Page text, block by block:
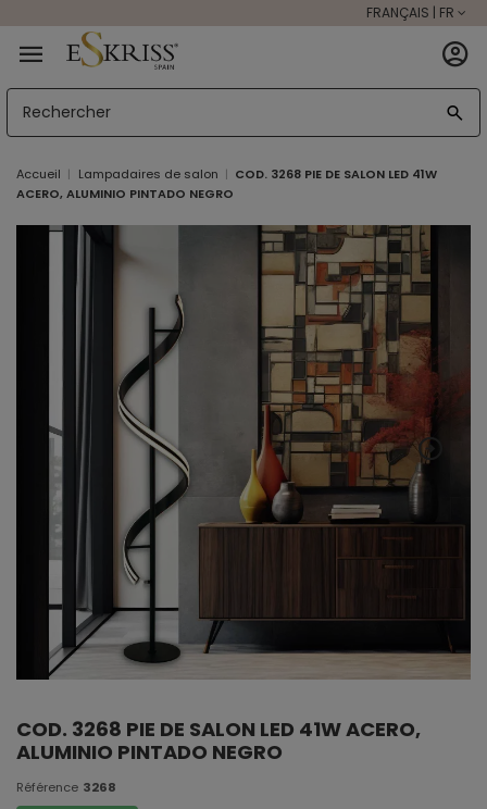
FRANÇAIS | FR
Accueil Lampadaires de salon
COD. 3268 PIE DE SALON LED 41W
ACERO, ALUMINIO PINTADO NEGRO
COD. 3268 PIE DE SALON LED 41W ACERO,
ALUMINIO PINTADO NEGRO
Référence 3268